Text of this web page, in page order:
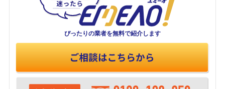
ぴったりの業者を無料で紹介します